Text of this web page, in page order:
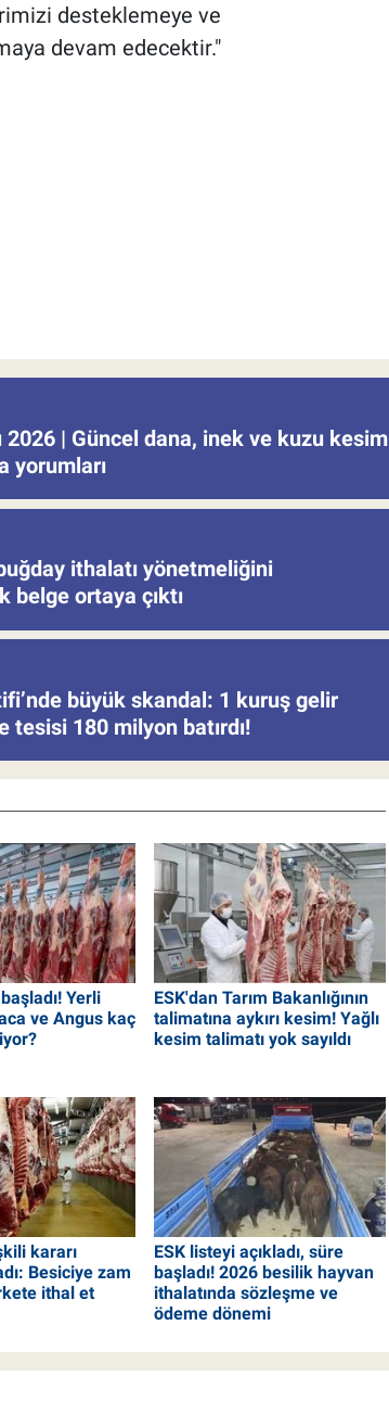
desteklemeye ve
devam edecektir."
2026 | Güncel dana, inek ve kuzu kesim
yorumları
ithalatı yönetmeliğini
belge ortaya çıktı
büyük skandal: 1 kuruş gelir
tesisi 180 milyon batırdı!
Yerli
ve Angus kaç
ESK'dan Tarım Bakanlığının
talimatına aykırı kesim! Yağlı
kesim talimatı yok sayıldı
kararı
Besiciye zam
ithal et
ESK listeyi açıkladı, süre
başladı! 2026 besilik hayvan
ithalatında sözleşme ve
ödeme dönemi